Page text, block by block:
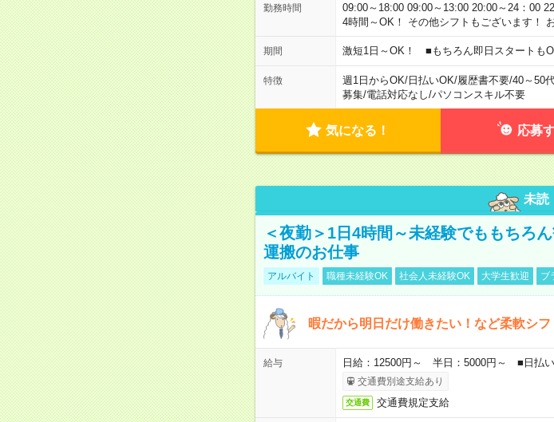
勤務時間
09:00～18:00 09:00～13:00 20:00～24：00
4時間～OK！ その他シフトもございます！
期間 激短1日～OK！ ■もちろん即日スタートも
特徴 週1日からOK/日払いOK/履歴書不要/40～50
募集/電話対応なし/パソコンスキル不要
気になる！ 応募
未読
＜夜勤＞1日4時間～未経験でももちろ
運搬のお仕事
アルバイト 職種未経験OK 社会人未経験OK 大学生歓迎 ブ
暇だから明日だけ働きたい！など柔軟シ
給与 日給：12500円～ 半日：5000円～ ■日払い
交通費別途支給あり
交通費 交通費規定支給